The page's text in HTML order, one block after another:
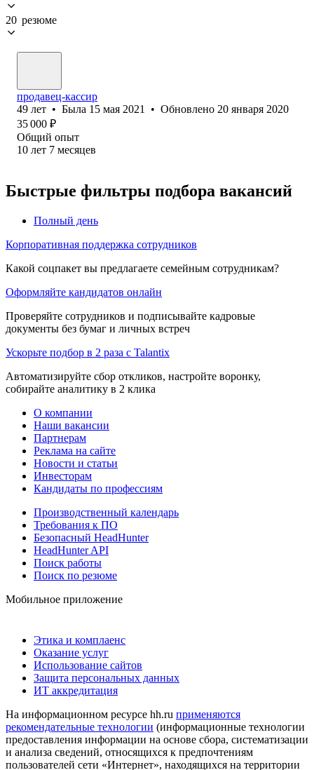
20 резюме
продавец-кассир
49 лет • Была 15 мая 2021 • Обновлено 20 января 2020
35 000 ₽
Общий опыт
10 лет 7 месяцев
Быстрые фильтры подбора вакансий
Полный день
Корпоративная поддержка сотрудников
Какой соцпакет вы предлагаете семейным сотрудникам?
Оформляйте кандидатов онлайн
Проверяйте сотрудников и подписывайте кадровые
документы без бумаг и личных встреч
Ускорьте подбор в 2 раза с Talantix
Автоматизируйте сбор откликов, настройте воронку,
собирайте аналитику в 2 клика
О компании
Наши вакансии
Партнерам
Реклама на сайте
Новости и статьи
Инвесторам
Кандидаты по профессиям
Производственный календарь
Требования к ПО
Безопасный HeadHunter
HeadHunter API
Поиск работы
Поиск по резюме
Мобильное приложение
Этика и комплаенс
Оказание услуг
Использование сайтов
Защита персональных данных
ИТ аккредитация
На информационном ресурсе hh.ru применяются
рекомендательные технологии (информационные технологии
предоставления информации на основе сбора, систематизации
и анализа сведений, относящихся к предпочтениям
пользователей сети «Интернет», находящихся на территории